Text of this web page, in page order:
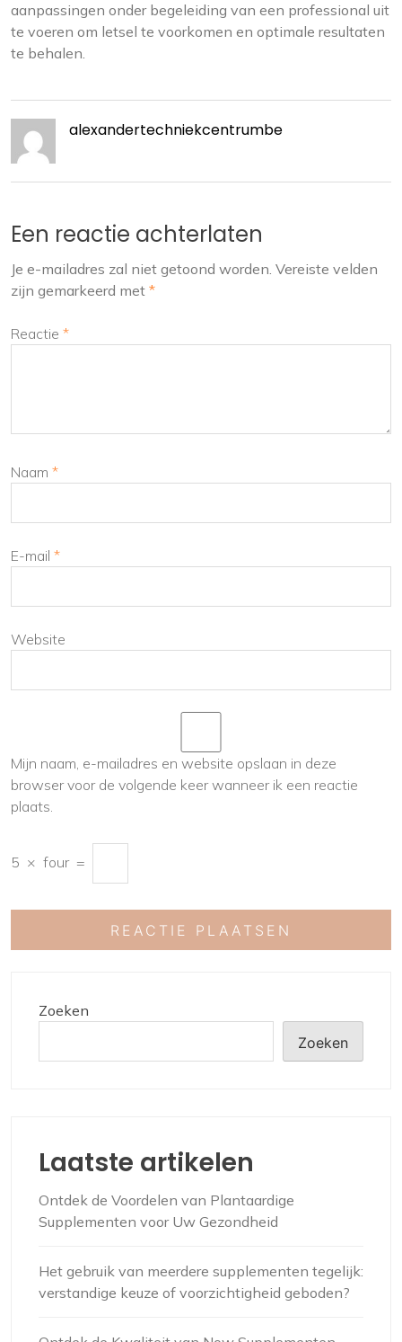
aanpassingen onder begeleiding van een professional uit
te voeren om letsel te voorkomen en optimale resultaten
te behalen.
alexandertechniekcentrumbe
Een reactie achterlaten
Je e-mailadres zal niet getoond worden. Vereiste velden
zijn gemarkeerd met *
Reactie *
Naam *
E-mail *
Website
Mijn naam, e-mailadres en website opslaan in deze
browser voor de volgende keer wanneer ik een reactie
plaats.
5 × four =
Zoeken
Zoeken
Laatste artikelen
Ontdek de Voordelen van Plantaardige
Supplementen voor Uw Gezondheid
Het gebruik van meerdere supplementen tegelijk:
verstandige keuze of voorzichtigheid geboden?